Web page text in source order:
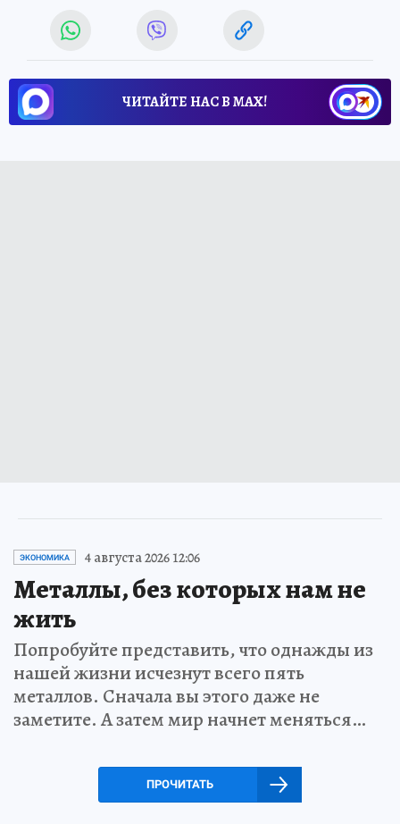
ЧИТАЙТЕ НАС В МАХ!
ЭКОНОМИКА 4 августа 2026 12:06
Металлы, без которых нам не
жить
Попробуйте представить, что однажды из
нашей жизни исчезнут всего пять
металлов. Сначала вы этого даже не
заметите. А затем мир начнет меняться…
ПРОЧИТАТЬ